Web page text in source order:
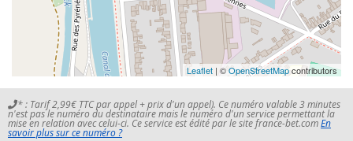
Leaflet | ©OpenStreetMapcontributors
* : Tarif 2,99€ TTC par appel + prix d'un appel). Ce numéro valable 3 minutes
n'est pas le numéro du destinataire mais le numéro d'un service permettant la
mise en relation avec celui-ci. Ce service est édité par le site france-bet.comEn
savoir plus sur ce numéro ?